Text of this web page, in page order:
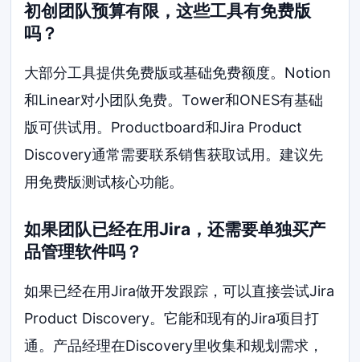
初创团队预算有限，这些工具有免费版
吗？
大部分工具提供免费版或基础免费额度。Notion
和Linear对小团队免费。Tower和ONES有基础
版可供试用。Productboard和Jira Product
Discovery通常需要联系销售获取试用。建议先
用免费版测试核心功能。
如果团队已经在用Jira，还需要单独买产
品管理软件吗？
如果已经在用Jira做开发跟踪，可以直接尝试Jira
Product Discovery。它能和现有的Jira项目打
通。产品经理在Discovery里收集和规划需求，